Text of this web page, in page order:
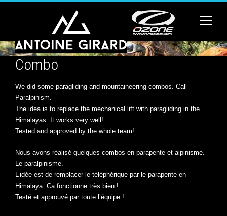
Combo
We did some paragliding and mountaineering combos. Call
Paralpinism.
The idea is to replace the mechanical lift with paragliding in the
Himalayas. It works very well!
Tested and approved by the whole team!
Nous avons réalisé quelques combos en parapente et alpinisme.
Le paralpinisme.
L’idée est de remplacer le téléphérique par le parapente en
Himalaya. Ca fonctionne très bien !
Testé et approuvé par toute l’équipe !